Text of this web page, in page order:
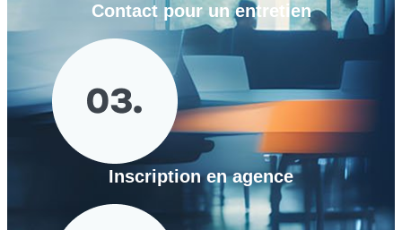
Contact pour un entretien
Inscription en agence